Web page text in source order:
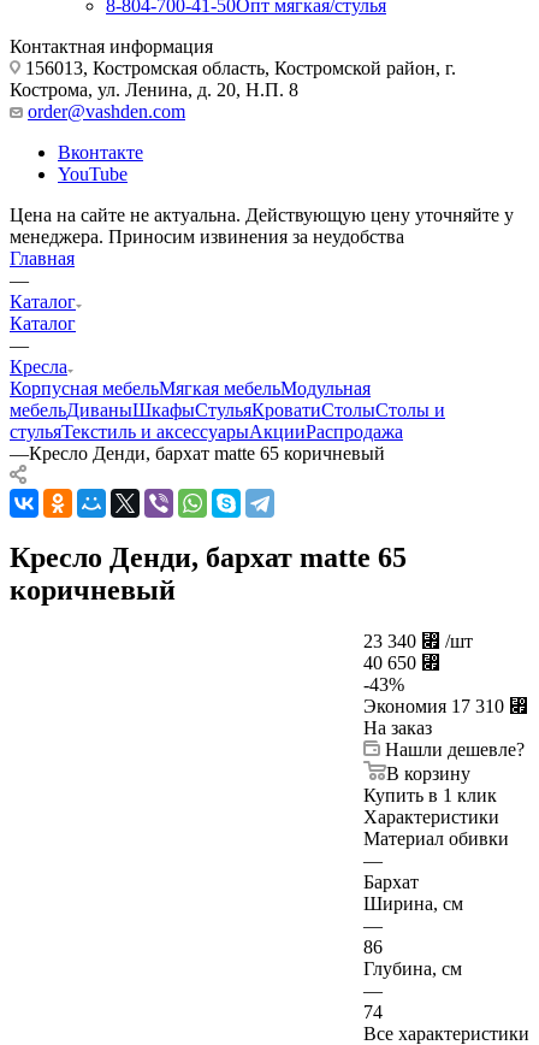
8-804-700-41-50Опт мягкая/стулья
Контактная информация
156013, Костромская область, Костромской район, г.
Кострома, ул. Ленина, д. 20, Н.П. 8
order@vashden.com
Вконтакте
YouTube
Цена на сайте не актуальна. Действующую цену уточняйте у
менеджера. Приносим извинения за неудобства
Главная
—
Каталог
Каталог
—
Кресла
Корпусная мебельМягкая мебельМодульная
мебельДиваныШкафыСтульяКроватиСтолыСтолы и
стульяТекстиль и аксессуарыАкцииРаспродажа
—Кресло Денди, бархат matte 65 коричневый
Кресло Денди, бархат matte 65
коричневый
23 340 ⃏ /шт
40 650 ⃏
-43%
Экономия 17 310 ⃏
На заказ
Нашли дешевле?
В корзину
Купить в 1 клик
Характеристики
Материал обивки
—
Бархат
Ширина, см
—
86
Глубина, см
—
74
Все характеристики